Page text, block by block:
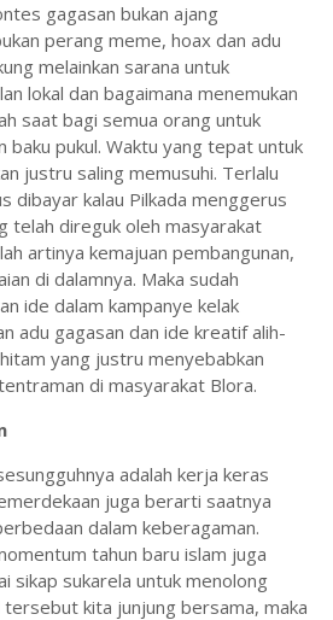
gagasan bukan ajang
perang meme, hoax dan adu
melainkan sarana untuk
lokal dan bagaimana menemukan
saat bagi semua orang untuk
baku pukul. Waktu yang tepat untuk
justru saling memusuhi. Terlalu
dibayar kalau Pilkada menggerus
telah direguk oleh masyarakat
artinya kemajuan pembangunan,
di dalamnya. Maka sudah
ide dalam kampanye kelak
adu gagasan dan ide kreatif alih-
yang justru menyebabkan
di masyarakat Blora.
adalah kerja keras
juga berarti saatnya
dalam keberagaman.
tahun baru islam juga
sikap sukarela untuk menolong
tersebut kita junjung bersama, maka